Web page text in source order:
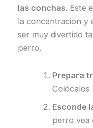
las conchas. Este
la concentración y
ser muy divertido
perro.
Prepara
Colócalos
Esconde
perro vea